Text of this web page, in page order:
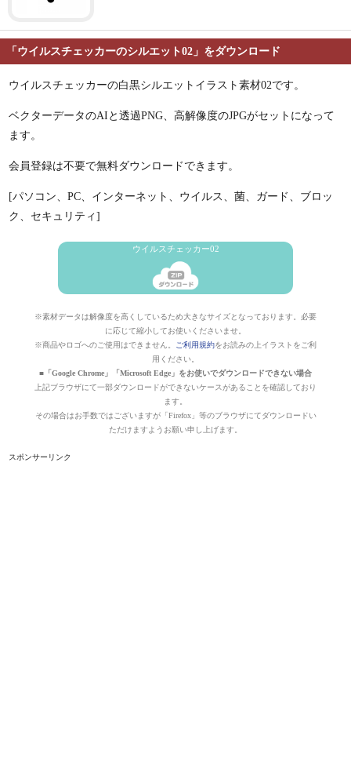
「ウイルスチェッカーのシルエット02」をダウンロード
ウイルスチェッカーの白黒シルエットイラスト素材02です。
ベクターデータのAIと透過PNG、高解像度のJPGがセットになって
ます。
会員登録は不要で無料ダウンロードできます。
[パソコン、PC、インターネット、ウイルス、菌、ガード、ブロッ
ク、セキュリティ]
ウイルスチェッカー02
※素材データは解像度を高くしているため大きなサイズとなっております。必要
に応じて縮小してお使いくださいませ。
※商品やロゴへのご使用はできません。
ご利用規約をお読みの上イラストをご利
用ください。
■「Google Chrome」「Microsoft Edge」をお使いでダウンロードできない場合
上記ブラウザにて一部ダウンロードができないケースがあることを確認しており
ます。
その場合はお手数ではございますが「Firefox」等のブラウザにてダウンロードい
ただけますようお願い申し上げます。
スポンサーリンク